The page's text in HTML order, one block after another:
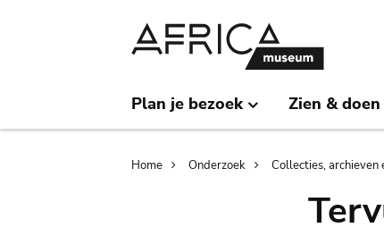
Plan je bezoek Zien & doen
Breadcrumb
Home Onderzoek Collecties, archieven